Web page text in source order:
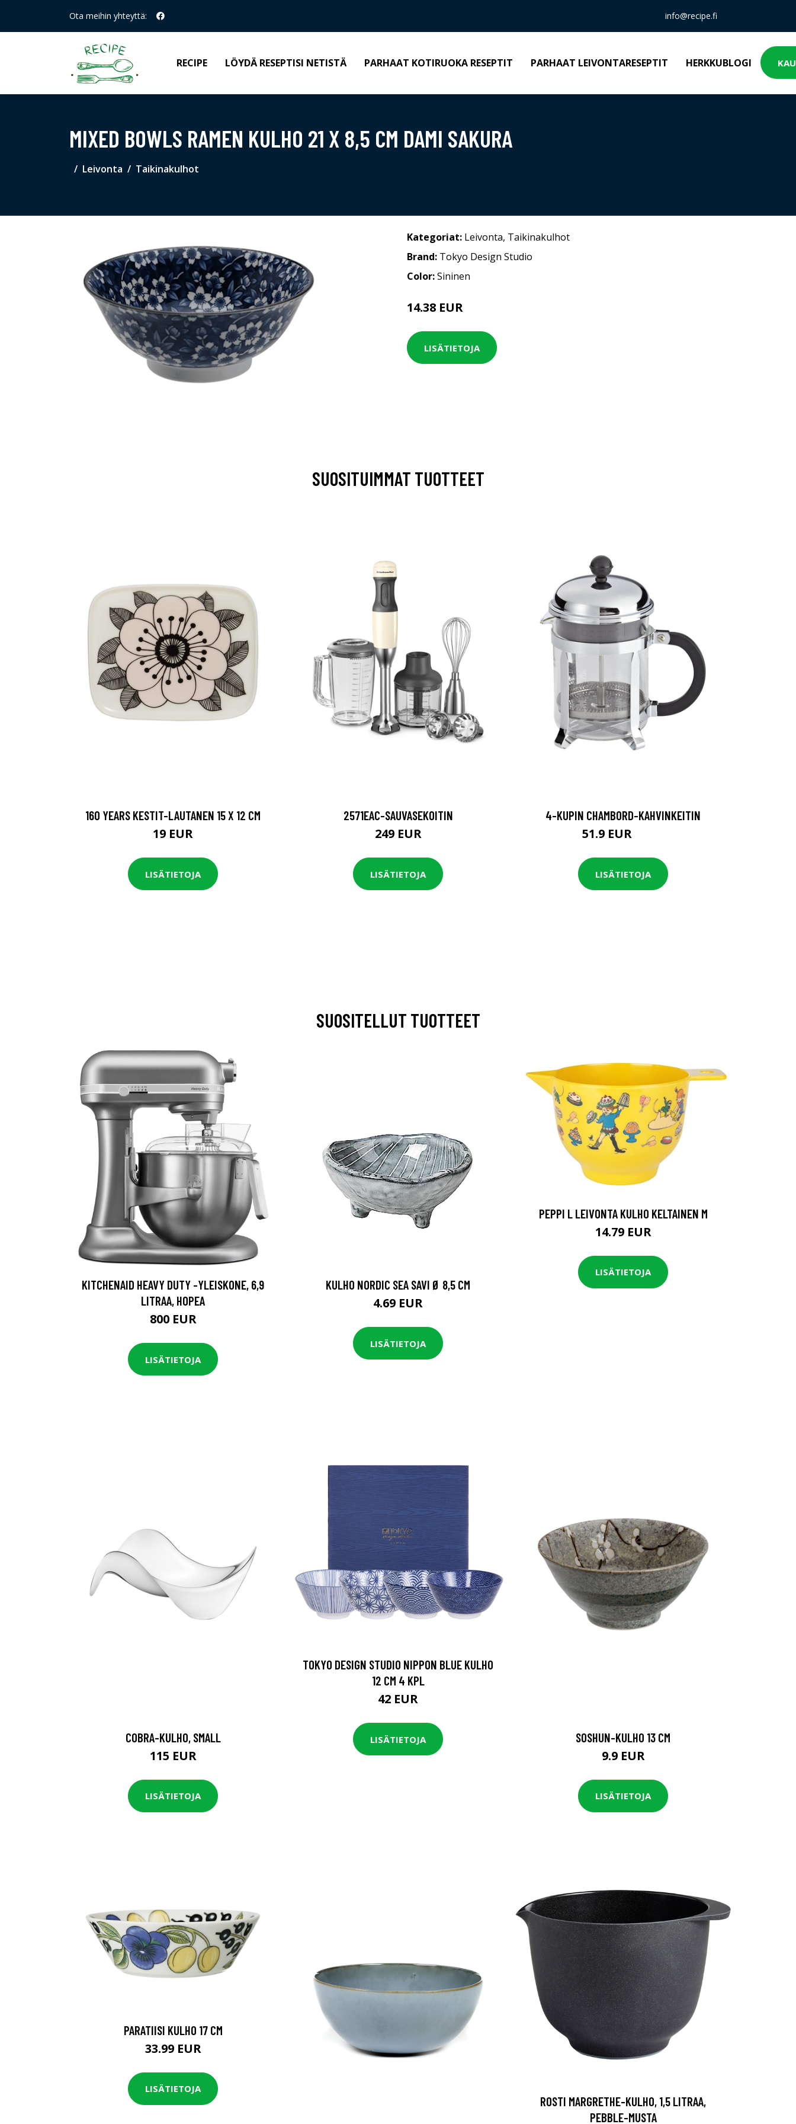
Ota meihin yhteyttä: info@recipe.fi
RECIPE LÖYDÄ RESEPTISI NETISTÄ PARHAAT KOTIRUOKA RESEPTIT PARHAAT LEIVONTARESEPTIT HERKKUBLOGI
MIXED BOWLS RAMEN KULHO 21 X 8,5 CM DAMI SAKURA
Leivonta Taikinakulhot
Kategoriat: Leivonta, Taikinakulhot
Brand: Tokyo Design Studio
Color:Sininen
14.38 EUR
LISÄTIETOJA
SUOSITUIMMAT TUOTTEET
160 YEARS KESTIT-LAUTANEN 15 X 12 CM
19 EUR
LISÄTIETOJA
2571EAC-SAUVASEKOITIN
249 EUR
LISÄTIETOJA
4-KUPIN CHAMBORD-KAHVINKEITIN
51.9 EUR
LISÄTIETOJA
SUOSITELLUT TUOTTEET
KITCHENAID HEAVY DUTY -YLEISKONE, 6,9
LITRAA, HOPEA
800 EUR
LISÄTIETOJA
KULHO NORDIC SEA SAVI Ø 8,5 CM
4.69 EUR
LISÄTIETOJA
PEPPI L LEIVONTA KULHO KELTAINEN M
14.79 EUR
LISÄTIETOJA
COBRA-KULHO, SMALL
115 EUR
LISÄTIETOJA
TOKYO DESIGN STUDIO NIPPON BLUE KULHO
12 CM 4 KPL
42 EUR
LISÄTIETOJA SOSHUN-KULHO 13 CM
9.9 EUR
LISÄTIETOJA
PARATIISI KULHO 17 CM
33.99 EUR
LISÄTIETOJA
ROSTI MARGRETHE-KULHO, 1,5 LITRAA,
PEBBLE-MUSTA